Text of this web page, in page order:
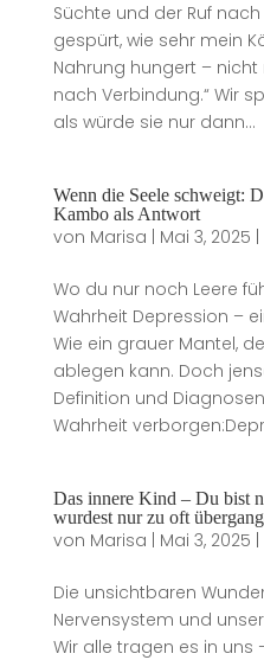
Süchte und der Ruf
gespürt, wie sehr mein
Nahrung hungert –
nach Verbindung.“ Wir
als würde sie nur dann...
Wenn die Seele schweigt:
Kambo als Antwort
von Marisa Mai 3, 2025
Wo du nur noch Leere
Wahrheit Depression –
Wie ein grauer Mantel,
ablegen kann. Doch
Definition und
Wahrheit
Das innere Kind – Du bist
wurdest nur zu oft
von Marisa Mai 3, 2025
Die unsichtbaren
Nervensystem und
Wir alle tragen es in uns